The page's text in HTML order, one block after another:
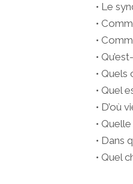
• Le
•
•
•
• Quels
• Quel
• D’où
•
• Dans
• Quel